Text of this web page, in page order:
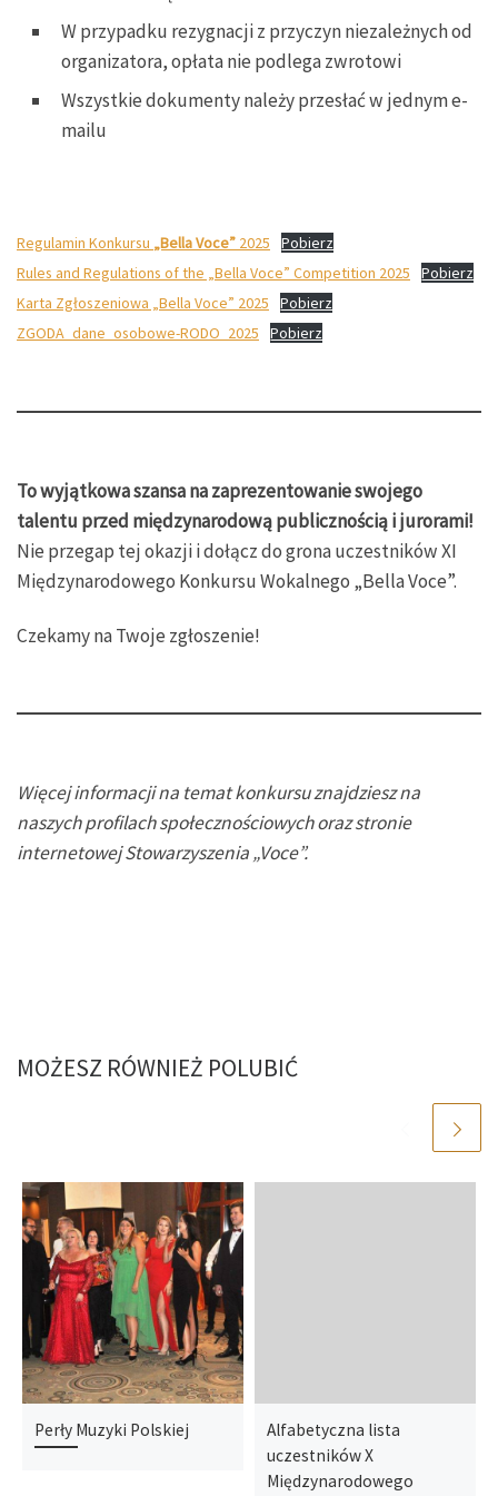
W przypadku rezygnacji z przyczyn niezależnych od
organizatora, opłata nie podlega zwrotowi
Wszystkie dokumenty należy przesłać w jednym e-
mailu
Regulamin Konkursu „Bella Voce” 2025
Pobierz
Rules and Regulations of the „Bella Voce” Competition 2025
Pobierz
Karta Zgłoszeniowa „Bella Voce” 2025
Pobierz
ZGODA_dane_osobowe-RODO_2025
Pobierz
To wyjątkowa szansa na zaprezentowanie swojego
talentu przed międzynarodową publicznością i jurorami!
Nie przegap tej okazji i dołącz do grona uczestników XI
Międzynarodowego Konkursu Wokalnego „Bella Voce”.
Czekamy na Twoje zgłoszenie!
Więcej informacji na temat konkursu znajdziesz na
naszych profilach społecznościowych oraz stronie
internetowej Stowarzyszenia „Voce”.
MOŻESZ RÓWNIEŻ POLUBIĆ
Perły Muzyki Polskiej
Alfabetyczna lista
uczestników X
Międzynarodowego